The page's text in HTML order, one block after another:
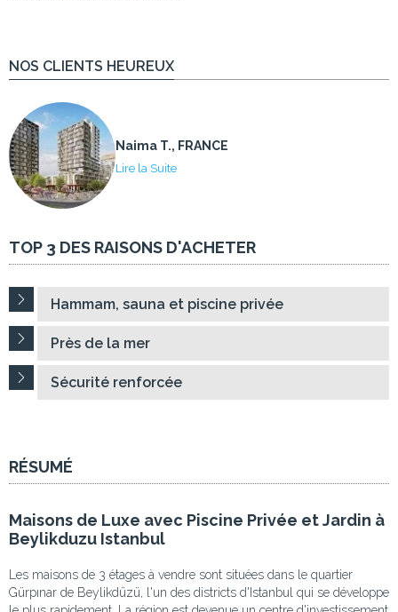
NOS CLIENTS HEUREUX
Naima T., FRANCE
Lire la Suite
TOP 3 DES RAISONS D'ACHETER
Hammam, sauna et piscine privée
Près de la mer
Sécurité renforcée
RÉSUMÉ
Maisons de Luxe avec Piscine Privée et Jardin à
Beylikduzu Istanbul
Les maisons de 3 étages à vendre sont situées dans le quartier
Gürpınar de Beylikdüzü, l'un des districts d'Istanbul qui se développe